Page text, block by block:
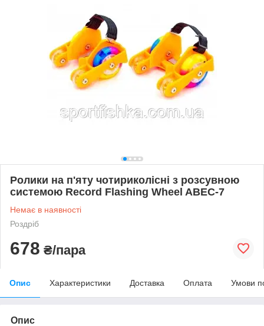
Ролики на п'яту чотириколісні з розсувною
системою Record Flashing Wheel ABEC-7
Немає в наявності
Роздріб
678 ₴/пара
Опис Характеристики Доставка Оплата Умови
Опис